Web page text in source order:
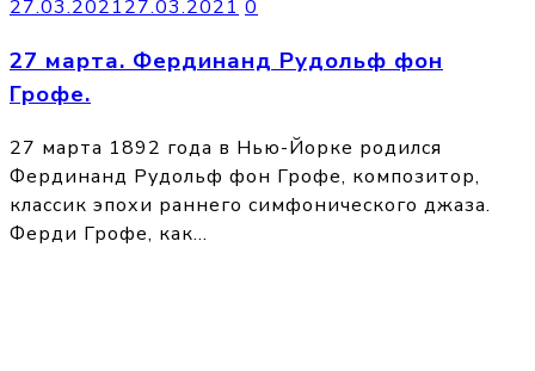
27.03.202127.03.2021 0
27 марта. Фердинанд Рудольф фон
Грофе.
27 марта 1892 года в Нью-Йорке родился
Фердинанд Рудольф фон Грофе, композитор,
классик эпохи раннего симфонического джаза.
Ферди Грофе, как…